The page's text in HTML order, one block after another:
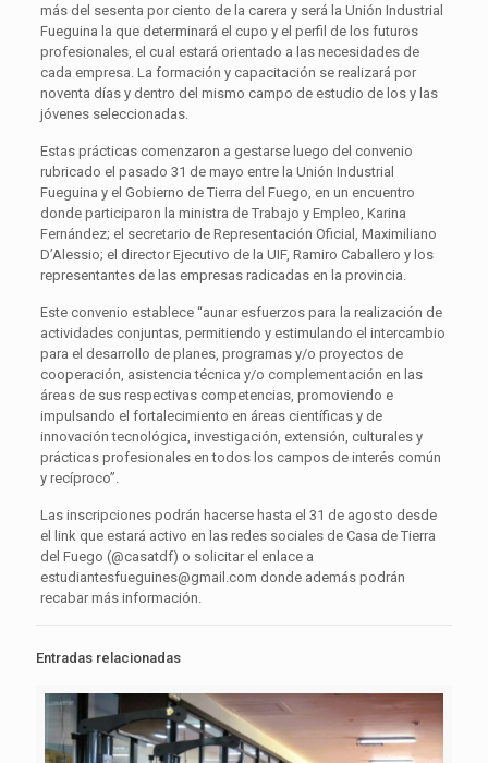
más del sesenta por ciento de la carera y será la Unión Industrial
Fueguina la que determinará el cupo y el perfil de los futuros
profesionales, el cual estará orientado a las necesidades de
cada empresa. La formación y capacitación se realizará por
noventa días y dentro del mismo campo de estudio de los y las
jóvenes seleccionadas.
Estas prácticas comenzaron a gestarse luego del convenio
rubricado el pasado 31 de mayo entre la Unión Industrial
Fueguina y el Gobierno de Tierra del Fuego, en un encuentro
donde participaron la ministra de Trabajo y Empleo, Karina
Fernández; el secretario de Representación Oficial, Maximiliano
D’Alessio; el director Ejecutivo de la UIF, Ramiro Caballero y los
representantes de las empresas radicadas en la provincia.
Este convenio establece “aunar esfuerzos para la realización de
actividades conjuntas, permitiendo y estimulando el intercambio
para el desarrollo de planes, programas y/o proyectos de
cooperación, asistencia técnica y/o complementación en las
áreas de sus respectivas competencias, promoviendo e
impulsando el fortalecimiento en áreas científicas y de
innovación tecnológica, investigación, extensión, culturales y
prácticas profesionales en todos los campos de interés común
y recíproco”.
Las inscripciones podrán hacerse hasta el 31 de agosto desde
el link que estará activo en las redes sociales de Casa de Tierra
del Fuego (@casatdf) o solicitar el enlace a
estudiantesfueguines@gmail.com donde además podrán
recabar más información.
Entradas relacionadas